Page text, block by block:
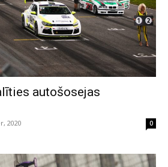
autošosejas
2020 0